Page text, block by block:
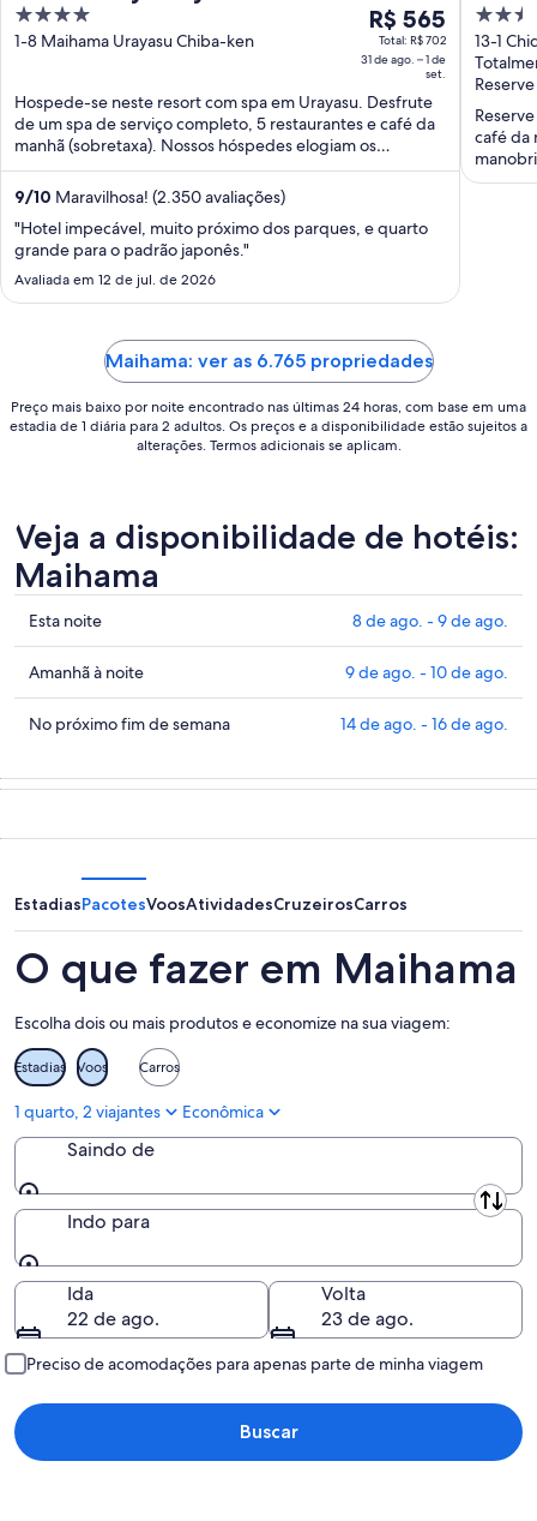
4
out
5
1-8 Maihama Urayasu Chiba-ken
O
preço
é
de
R$ 565
por
diária
estadia
ago.
a
de
set..
R$ 565
Total: R$ 702
31 de ago. – 1 de
set.
Hospede-se neste resort com spa em Urayasu. Desfrute
de um spa de serviço completo, 5 restaurantes e café da
manhã (sobretaxa). Nossos hóspedes elogiam os
funcionários ...
9/10 Maravilhosa! (2.350 avaliações)
"Hotel impecável, muito próximo dos parques, e quarto
grande para o padrão japonês."
Avaliada em 12 de jul. de 2026
2.5
out
of
5
13-1
café da
Maihama: ver as 6.765 propriedades
Preço mais baixo por noite encontrado nas últimas 24 horas, com base em uma
estadia de 1 diária para 2 adultos. Os preços e a disponibilidade estão sujeitos a
alterações. Termos adicionais se aplicam.
Veja a disponibilidade de hotéis:
Maihama
Confira
os
preços
em
Maihama
esta
noite,
-
de
ago.
Esta noite 8 de ago. - 9 de ago.
Confira
os
preços
Maihama
9
de
ago.
-
de
ago.
Amanhã à noite 9 de ago. - 10 de ago.
Confira
preços
próximo
fim
de
semana,
de
ago.
-
de
No próximo fim de semana 14 de ago. - 16 de ago.
EstadiasPacotesVoosAtividadesCruzeirosCarros
O que fazer em Maihama
Escolha dois ou mais produtos e economize na sua viagem:
Estadias Voos Carros
1 quarto, 2 viajantes Econômica
Saindo de
Saindo de
Indo para
Indo para
Ida
22 de ago.
Volta
23 de ago.
Preciso de acomodações para apenas parte de minha viagem
Buscar